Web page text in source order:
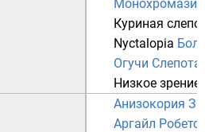
Монохромазия
Куриная
Nyctalopia
Огучи Слепота
Низкое зрение
Анизокория
Аргайл